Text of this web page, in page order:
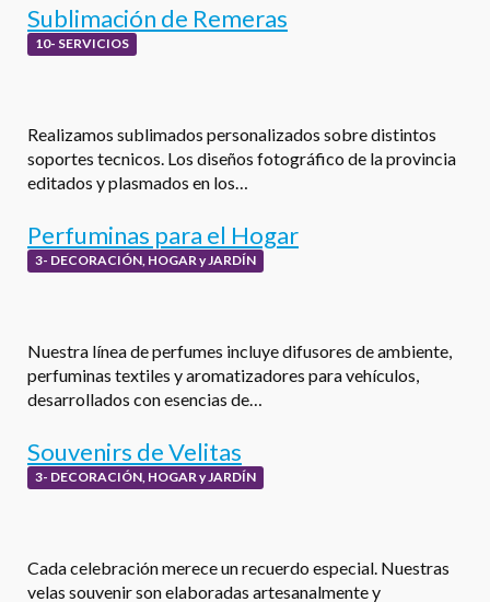
Sublimación de Remeras
10- SERVICIOS
Realizamos sublimados personalizados sobre distintos
soportes tecnicos. Los diseños fotográfico de la provincia
editados y plasmados en los…
Perfuminas para el Hogar
3- DECORACIÓN, HOGAR y JARDÍN
Nuestra línea de perfumes incluye difusores de ambiente,
perfuminas textiles y aromatizadores para vehículos,
desarrollados con esencias de…
Souvenirs de Velitas
3- DECORACIÓN, HOGAR y JARDÍN
Cada celebración merece un recuerdo especial. Nuestras
velas souvenir son elaboradas artesanalmente y